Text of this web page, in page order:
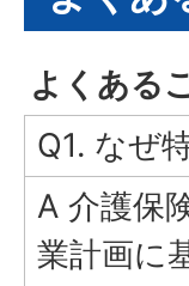
よくある
Q1. なぜ
A 介護保
業計画に